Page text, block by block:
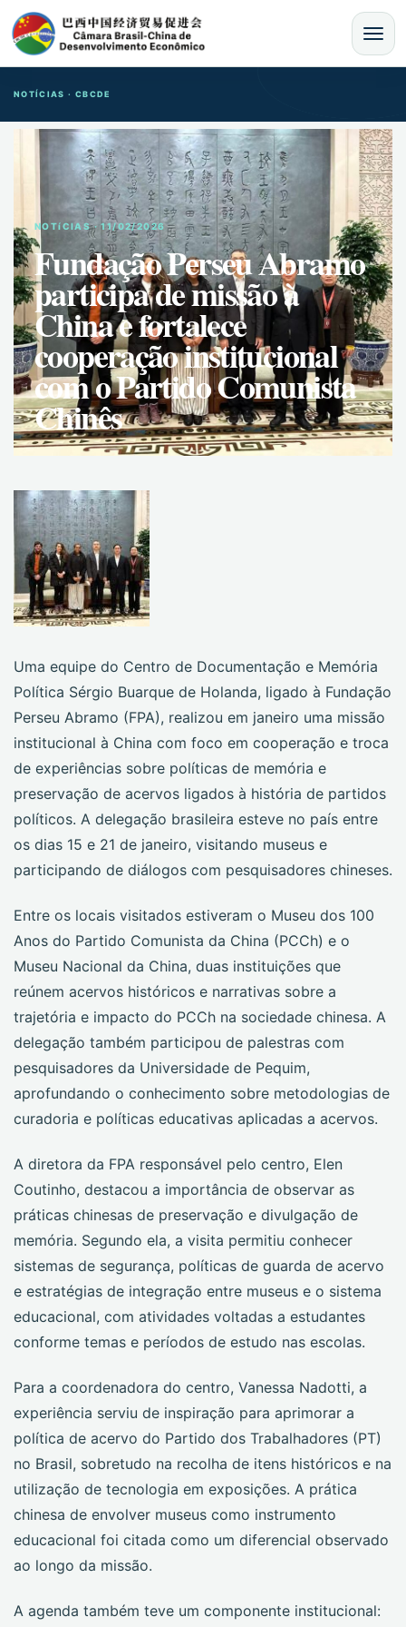
MENU
NOTÍCIAS · CBCDE
NOTíCIAS · 11/02/2026
Fundação Perseu Abramo
participa de missão à
China e fortalece
cooperação institucional
com o Partido Comunista
Chinês
Uma equipe do Centro de Documentação e Memória
Política Sérgio Buarque de Holanda, ligado à Fundação
Perseu Abramo (FPA), realizou em janeiro uma missão
institucional à China com foco em cooperação e troca
de experiências sobre políticas de memória e
preservação de acervos ligados à história de partidos
políticos. A delegação brasileira esteve no país entre
os dias 15 e 21 de janeiro, visitando museus e
participando de diálogos com pesquisadores chineses.
Entre os locais visitados estiveram o Museu dos 100
Anos do Partido Comunista da China (PCCh) e o
Museu Nacional da China, duas instituições que
reúnem acervos históricos e narrativas sobre a
trajetória e impacto do PCCh na sociedade chinesa. A
delegação também participou de palestras com
pesquisadores da Universidade de Pequim,
aprofundando o conhecimento sobre metodologias de
curadoria e políticas educativas aplicadas a acervos.
A diretora da FPA responsável pelo centro, Elen
Coutinho, destacou a importância de observar as
práticas chinesas de preservação e divulgação de
memória. Segundo ela, a visita permitiu conhecer
sistemas de segurança, políticas de guarda de acervo
e estratégias de integração entre museus e o sistema
educacional, com atividades voltadas a estudantes
conforme temas e períodos de estudo nas escolas.
Para a coordenadora do centro, Vanessa Nadotti, a
experiência serviu de inspiração para aprimorar a
política de acervo do Partido dos Trabalhadores (PT)
no Brasil, sobretudo na recolha de itens históricos e na
utilização de tecnologia em exposições. A prática
chinesa de envolver museus como instrumento
educacional foi citada como um diferencial observado
ao longo da missão.
A agenda também teve um componente institucional: